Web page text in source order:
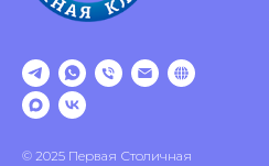
© 2025 Первая Столичная